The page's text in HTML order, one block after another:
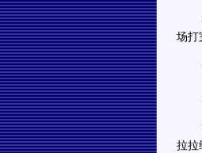
北
场打
全
具
湖
拉拉